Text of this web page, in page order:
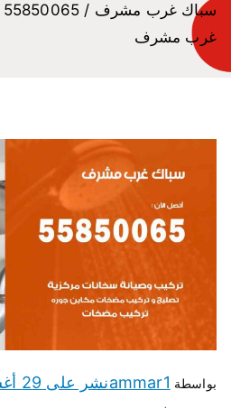
غرب مشرف
بواسطة ammar1نشر على 29 أغسطس، 2020